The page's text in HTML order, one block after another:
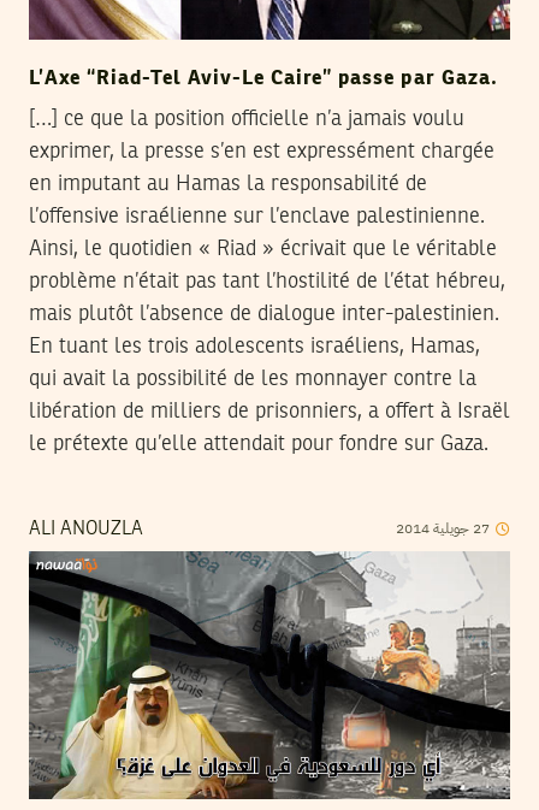
L’Axe “Riad-Tel Aviv-Le Caire” passe par Gaza.
[…] ce que la position officielle n’a jamais voulu
exprimer, la presse s’en est expressément chargée
en imputant au Hamas la responsabilité de
l’offensive israélienne sur l’enclave palestinienne.
Ainsi, le quotidien « Riad » écrivait que le véritable
problème n’était pas tant l’hostilité de l’état hébreu,
mais plutôt l’absence de dialogue inter-palestinien.
En tuant les trois adolescents israéliens, Hamas,
qui avait la possibilité de les monnayer contre la
libération de milliers de prisonniers, a offert à Israël
le prétexte qu’elle attendait pour fondre sur Gaza.
ALI ANOUZLA 27 جويلية2014